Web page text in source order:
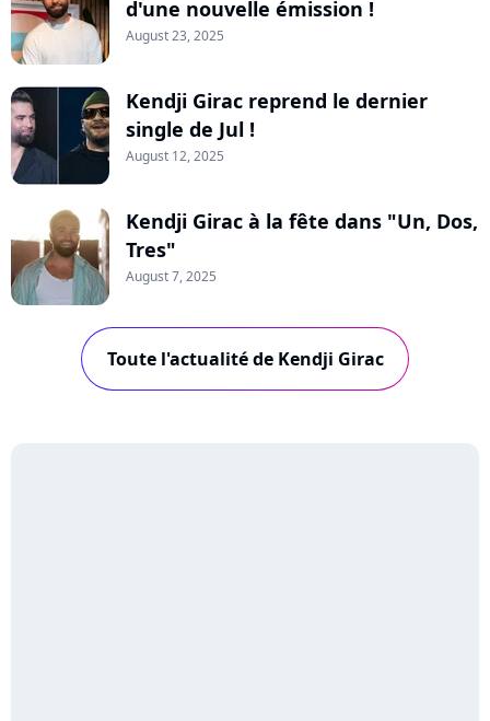
d'une nouvelle émission !
August 23, 2025
Kendji Girac reprend le dernier
single de Jul !
August 12, 2025
Kendji Girac à la fête dans "Un, Dos,
Tres"
August 7, 2025
Toute l'actualité de Kendji Girac